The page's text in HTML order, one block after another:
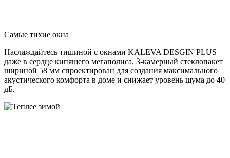
Самые тихие окна
Наслаждайтесь тишиной с окнами KALEVA DESGIN PLUS
даже в сердце кипящего мегаполиса. 3-камерный стеклопакет
шириной 58 мм спроектирован для создания максимального
акустического комфорта в доме и снижает уровень шума до 40
дБ.